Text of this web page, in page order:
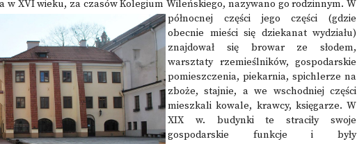
w XVI wieku, za czasów Kolegium Wileńskiego, nazywano go rodzinnym. W
północnej części jego części (gdzie
obecnie mieści się dziekanat wydziału)
znajdował się browar ze słodem,
warsztaty rzemieślników, gospodarskie
pomieszczenia, piekarnia, spichlerze na
zboże, stajnie, a we wschodniej części
mieszkali kowale, krawcy, księgarze. W
XIX w. budynki te straciły swoje
gospodarskie funkcje i były